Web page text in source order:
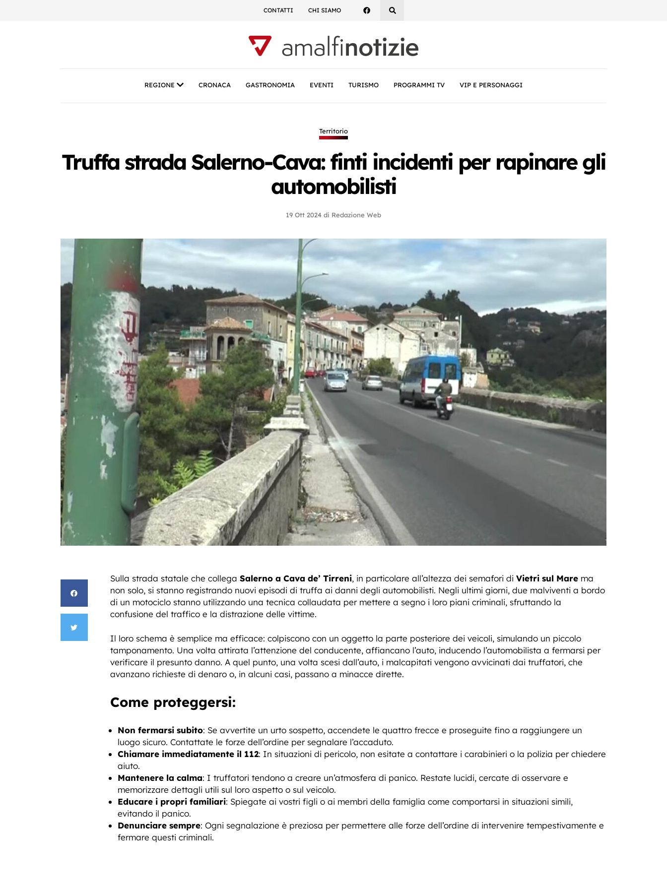
CONTATTI CHI SIAMO
REGIONE CRONACA GASTRONOMIA EVENTI TURISMO PROGRAMMI TV VIP E PERSONAGGI
Territorio
Truffa strada Salerno-Cava: finti incidenti per rapinare gli
automobilisti
19 Ott 2024 di Redazione Web
Sulla strada statale che collega Salerno a Cava de’ Tirreni, in particolare all’altezza dei semafori di Vietri sul Mare ma
non solo, si stanno registrando nuovi episodi di truffa ai danni degli automobilisti. Negli ultimi giorni, due malviventi a bordo
di un motociclo stanno utilizzando una tecnica collaudata per mettere a segno i loro piani criminali, sfruttando la
confusione del traffico e la distrazione delle vittime.
Il loro schema è semplice ma efficace: colpiscono con un oggetto la parte posteriore dei veicoli, simulando un piccolo
tamponamento. Una volta attirata l’attenzione del conducente, affiancano l’auto, inducendo l’automobilista a fermarsi per
verificare il presunto danno. A quel punto, una volta scesi dall’auto, i malcapitati vengono avvicinati dai truffatori, che
avanzano richieste di denaro o, in alcuni casi, passano a minacce dirette.
Come proteggersi:
Non fermarsi subito: Se avvertite un urto sospetto, accendete le quattro frecce e proseguite fino a raggiungere un
luogo sicuro. Contattate le forze dell’ordine per segnalare l’accaduto.
Chiamare immediatamente il 112: In situazioni di pericolo, non esitate a contattare i carabinieri o la polizia per chiedere
aiuto.
Mantenere la calma: I truffatori tendono a creare un’atmosfera di panico. Restate lucidi, cercate di osservare e
memorizzare dettagli utili sul loro aspetto o sul veicolo.
Educare i propri familiari: Spiegate ai vostri figli o ai membri della famiglia come comportarsi in situazioni simili,
evitando il panico.
Denunciare sempre: Ogni segnalazione è preziosa per permettere alle forze dell’ordine di intervenire tempestivamente e
fermare questi criminali.